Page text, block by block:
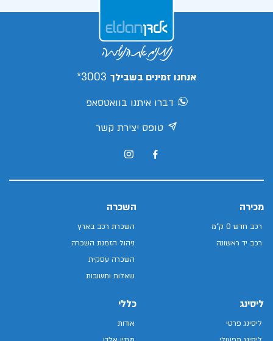
אנחנו זמינים בשבילך 3003*
דברו איתנו בוואטסאפ
טופס יצירת קשר
מכירה
רכב חדש 0 ק"מ
רכב יד ראשונה
השכרה
השכרת רכב בארץ
ניהול הזמנת השכרה
השכרה עסקית
שאלות ותשובות
ליסינג
ליסינג פרטי
כללי
אודות